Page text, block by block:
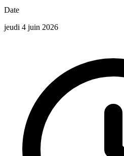
Date
jeudi 4 juin 2026